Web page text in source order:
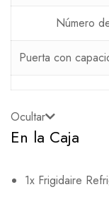
Número
Puerta con
Ocultar
En la Caja
1x Frigidaire